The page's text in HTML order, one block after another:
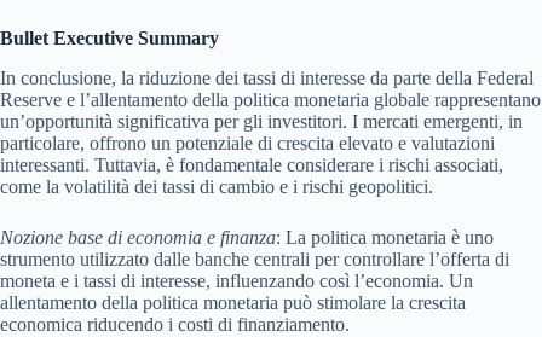
Bullet Executive Summary
In conclusione, la riduzione dei tassi di interesse da parte della Federal
Reserve e l’allentamento della politica monetaria globale rappresentano
un’opportunità significativa per gli investitori. I mercati emergenti, in
particolare, offrono un potenziale di crescita elevato e valutazioni
interessanti. Tuttavia, è fondamentale considerare i rischi associati,
come la volatilità dei tassi di cambio e i rischi geopolitici.
Nozione base di economia e finanza: La politica monetaria è uno
strumento utilizzato dalle banche centrali per controllare l’offerta di
moneta e i tassi di interesse, influenzando così l’economia. Un
allentamento della politica monetaria può stimolare la crescita
economica riducendo i costi di finanziamento.